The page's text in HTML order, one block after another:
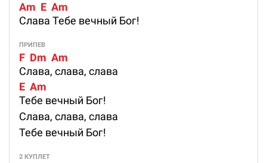
Am  E  Am
Слава Тебе вечный Бог!
ПРИПЕВ
F  Dm  Am
Слава, слава, слава
E  Am
Тебе вечный Бог!
Слава, слава, слава
Тебе вечный Бог!
2 КУПЛЕТ